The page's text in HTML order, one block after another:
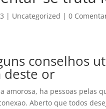
| Uncategorized |0
conselhos
deste or
amorosa, ha pessoas pelas
Aberto que todos